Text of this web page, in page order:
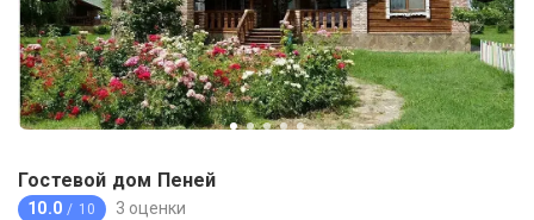
Гостевой дом Пеней
10.0 / 10 3 оценки